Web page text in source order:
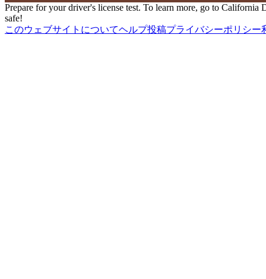
Prepare for your driver's license test. To learn more, go to
safe!
このウェブサイトについてヘルプ投稿プライバシーポリシー